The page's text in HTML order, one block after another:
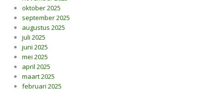
oktober 2025
september 2025
augustus 2025
juli 2025
juni 2025
mei 2025
april 2025
maart 2025
februari 2025